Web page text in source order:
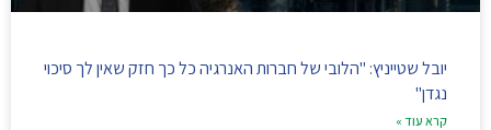
יובל שטייניץ: "הלובי של חברות האנרגיה כל כך חזק שאין לך סיכוי
נגדן"
קרא עוד »